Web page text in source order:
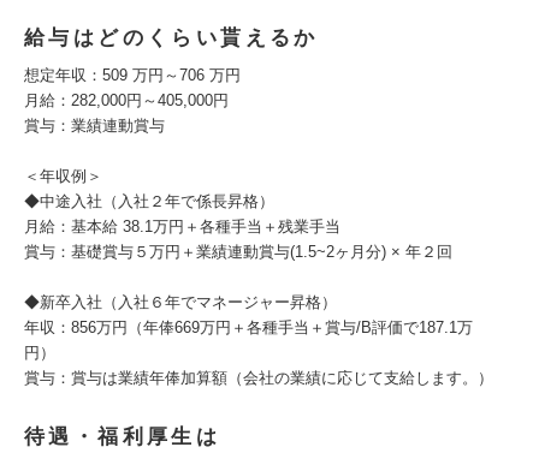
給与はどのくらい貰えるか
想定年収：509 万円～706 万円
月給：282,000円～405,000円
賞与：業績連動賞与
＜年収例＞
◆中途入社（入社２年で係長昇格）
月給：基本給 38.1万円＋各種手当＋残業手当
賞与：基礎賞与５万円＋業績連動賞与(1.5~2ヶ月分) × 年２回
◆新卒入社（入社６年でマネージャー昇格）
年収：856万円（年俸669万円＋各種手当＋賞与/B評価で187.1万
円）
賞与：賞与は業績年俸加算額（会社の業績に応じて支給します。）
待遇・福利厚生は